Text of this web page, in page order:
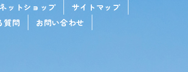
ネットショップ
サイトマップ
質問 お問い合わせ